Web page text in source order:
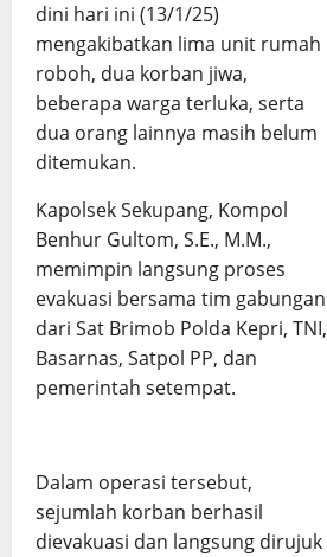
dini hari ini (13/1/25)
mengakibatkan lima unit rumah
roboh, dua korban jiwa,
beberapa warga terluka, serta
dua orang lainnya masih belum
ditemukan.
Kapolsek Sekupang, Kompol
Benhur Gultom, S.E., M.M.,
memimpin langsung proses
evakuasi bersama tim gabungan
dari Sat Brimob Polda Kepri, TNI,
Basarnas, Satpol PP, dan
pemerintah setempat.
Dalam operasi tersebut,
sejumlah korban berhasil
dievakuasi dan langsung dirujuk